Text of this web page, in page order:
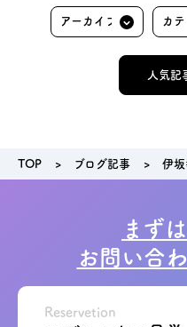
会員登録
さいたまスタジオ
人気記
TOP ブログ記事 伊坂
まず
お問い合
Reservetion